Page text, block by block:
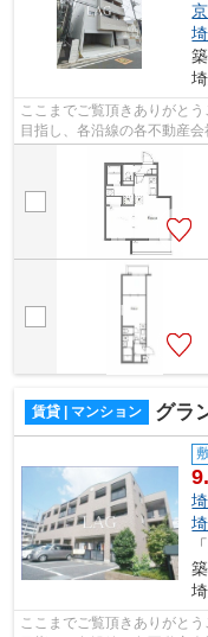
ここまでご覧頂きありがと
目指し、各沿線の各不動産
様へ提供しております！最新
賃貸 | マンション グラ
ここまでご覧頂きありがと